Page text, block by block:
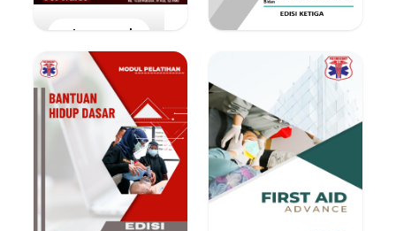
Lihat E-Book
Lihat E-Book